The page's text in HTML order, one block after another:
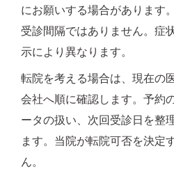
にお願いする場合があります
受診間隔ではありません。症
示により異なります。
転院を考える場合は、現在の
会社へ順に確認します。予約
ータの扱い、次回受診日を整
ます。当院が転院可否を決定
ん。